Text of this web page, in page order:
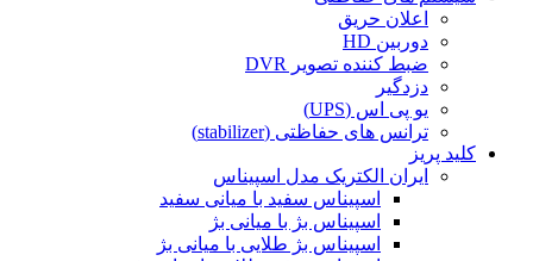
اعلان حریق
دوربین HD
ضبط کننده تصویر DVR
دزدگیر
یو پی اس (UPS)
ترانس های حفاظتی (stabilizer)
کلید پریز
ایران الکتریک مدل اسپیناس
اسپیناس سفید با میانی سفید
اسپیناس بژ با میانی بژ
اسپیناس بژ طلایی با میانی بژ